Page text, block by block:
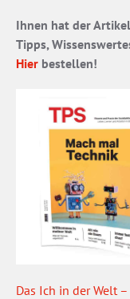
Ihnen hat der
Tipps,
Hier bestellen!
Das Ich in der Welt